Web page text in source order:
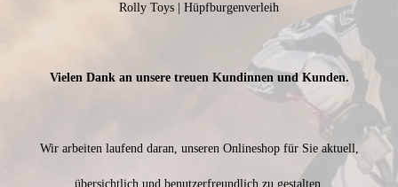
Rolly Toys | Hüpfburgenverleih
Vielen Dank an unsere treuen Kundinnen und Kunden.
Wir arbeiten laufend daran, unseren Onlineshop für Sie aktuell,
übersichtlich und benutzerfreundlich zu gestalten